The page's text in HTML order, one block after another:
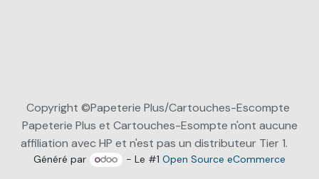
Copyright ©Papeterie Plus/Cartouches-Escompte
Papeterie Plus et Cartouches-Esompte n'ont aucune
affiliation avec HP et n'est pas un distributeur Tier 1.
Généré par - Le #1Open Source eCommerce